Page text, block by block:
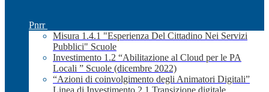
Pnrr
Misura 1.4.1 "Esperienza Del Cittadino Nei Servizi
Pubblici" Scuole
Investimento 1.2 “Abilitazione al Cloud per le PA
Locali ” Scuole (dicembre 2022)
“Azioni di coinvolgimento degli Animatori Digitali”